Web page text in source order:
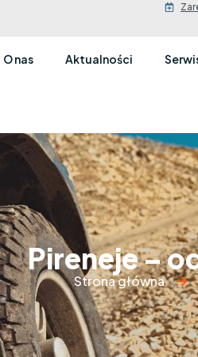
O nas Aktualności
Pireneje –
Strona główna